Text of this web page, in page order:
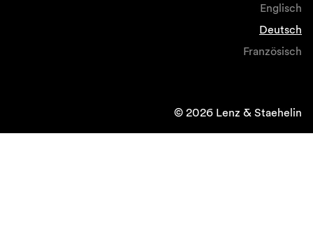
Englisch
Deutsch
Französisch
© 2026 Lenz & Staehelin